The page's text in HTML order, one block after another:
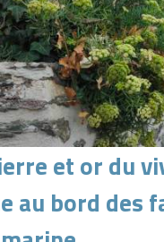
et or du
au bord des